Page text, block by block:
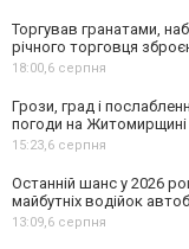
Торгував гранатами,
річного торговця
18:00, 6 серпня
Грози, град і
погоди на Житомирщині
15:23, 6 серпня
Останній шанс у 2026
майбутніх водійок
13:09, 6 серпня